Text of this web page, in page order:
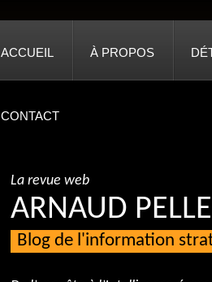
ACCUEIL À PROPOS
CONTACT
La revue web
ARNAUD
Blog de l'information